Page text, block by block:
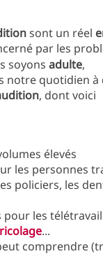
sont un réel
par les
soyons adulte,
notre quotidien à
, dont voici
élevés
les personnes
policiers, les
pour les
...
comprendre